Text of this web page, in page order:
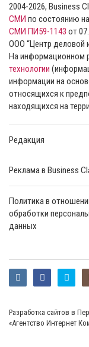
2004-2026, Business
СМИ по состоянию
СМИ ПИ59-1143 от
ООО “Центр деловой
На информационном
технологии
информации на
относящихся к
находящихся на
Редакция
Реклама в Business
Политика в
обработки
данных
Разработка сайтов в
«Агентство Интернет